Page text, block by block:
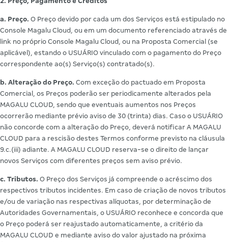
a. Preço. O Preço devido por cada um dos Serviços está estipulado no
Console Magalu Cloud, ou em um documento referenciado através de
link no próprio Console Magalu Cloud, ou na Proposta Comercial (se
aplicável), estando o USUÁRIO vinculado com o pagamento do Preço
correspondente ao(s) Serviço(s) contratado(s).
b. Alteração do Preço. Com exceção do pactuado em Proposta
Comercial, os Preços poderão ser periodicamente alterados pela
MAGALU CLOUD, sendo que eventuais aumentos nos Preços
ocorrerão mediante prévio aviso de 30 (trinta) dias. Caso o USUÁRIO
não concorde com a alteração do Preço, deverá notificar A MAGALU
CLOUD para a rescisão destes Termos conforme previsto na cláusula
9.c.(iii) adiante. A MAGALU CLOUD reserva-se o direito de lançar
novos Serviços com diferentes preços sem aviso prévio.
c. Tributos. O Preço dos Serviços já compreende o acréscimo dos
respectivos tributos incidentes. Em caso de criação de novos tributos
e/ou de variação nas respectivas alíquotas, por determinação de
Autoridades Governamentais, o USUÁRIO reconhece e concorda que
o Preço poderá ser reajustado automaticamente, a critério da
MAGALU CLOUD e mediante aviso do valor ajustado na próxima